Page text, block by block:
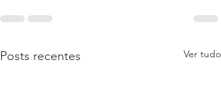
Posts recentes Ver tudo